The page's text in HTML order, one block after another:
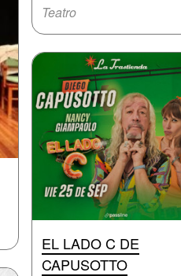
Teatro
EL LADO C DE
CAPUSOTTO